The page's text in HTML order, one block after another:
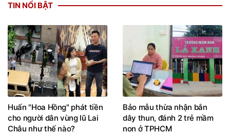
TIN NỔI BẬT
Huấn "Hoa Hồng" phát tiền
cho người dân vùng lũ Lai
Châu như thế nào?
Bảo mẫu thừa nhận bắn
dây thun, đánh 2 trẻ mầm
non ở TPHCM